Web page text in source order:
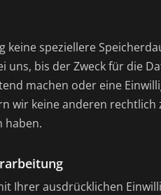
speziellere
uns, bis der Zweck für die
machen oder eine
wir keine anderen rechtlich
haben.
Ihrer ausdrücklichen